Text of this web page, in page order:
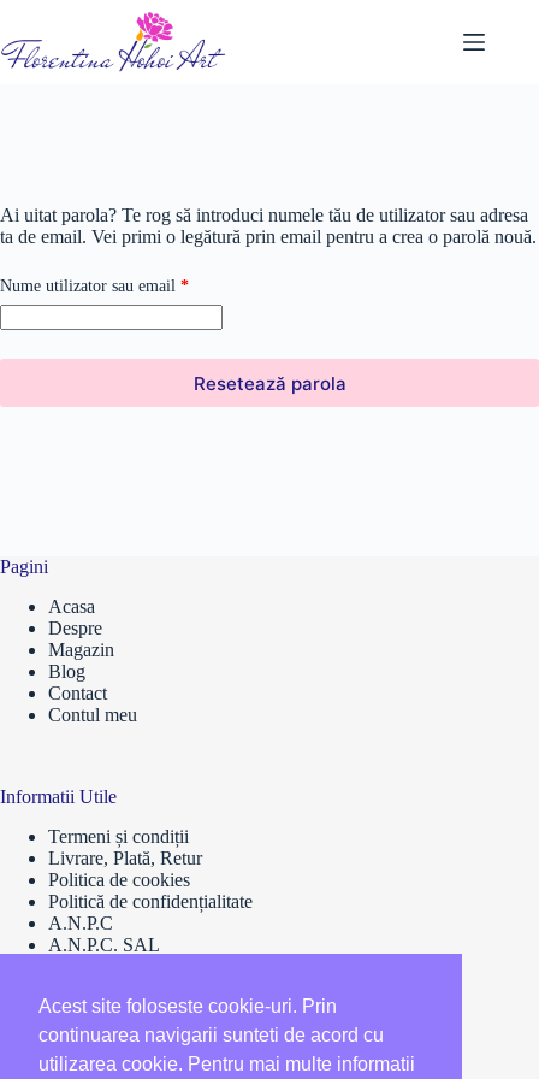
conținut
Ai uitat parola? Te rog să introduci numele tău de utilizator sau adresa
ta de email. Vei primi o legătură prin email pentru a crea o parolă nouă.
Nume utilizator sau email *Obligatoriu
Resetează parola
Pagini
Acasa
Despre
Magazin
Blog
Contact
Contul meu
Informatii Utile
Termeni și condiții
Livrare, Plată, Retur
Politica de cookies
Politică de confidențialitate
A.N.P.C
A.N.P.C. SAL
Acest site foloseste cookie-uri. Prin
continuarea navigarii sunteti de acord cu
utilizarea cookie. Pentru mai multe informatii